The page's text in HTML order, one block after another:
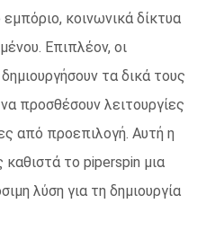
κοινωνικά δίκτυα
Επιπλέον, οι
τα δικά τους
προσθέσουν λειτουργίες
από προεπιλογή. Αυτή η
το piperspin μια
λύση για τη δημιουργία